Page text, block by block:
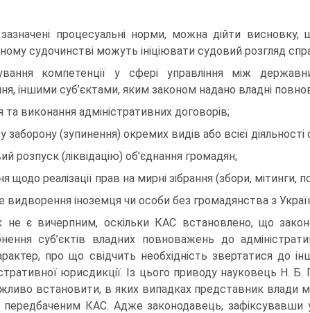
зазначені процесуальні норми, можна дійти
судочинстві можуть ініціювати судовий розгляд
компетенції у сфері управління між
ін­шими суб’єктами, яким законом надано владні
та виконання адміністративних договорів;
заборону (зупинення) окремих видів або всієї діяльності
розпуск (ліквідацію) об’єднання громадян;
щодо реалізації прав на мирні зібрання (збори, мітинги,
видворення іноземця чи особи без громадян­ства з
не є вичерпним, оскільки КАС встановлено, що
суб’єктів владних повноважень до
про що свідчить необхід­ність звертатися до
юрисдикції. Із цього приводу науковець Н.
встановити, в яких випадках представник влади
передбаченим КАС. Адже законодавець, зафіксувавши